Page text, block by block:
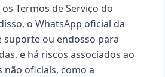
Termos de Serviço do
o WhatsApp oficial da
suporte ou endosso para
e há riscos associados ao
não oficiais, como a